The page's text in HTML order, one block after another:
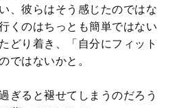
、彼らはそう感じたのではな
くのはちっとも簡単ではない
どり着き、「自分にフィット
ではないかと。
ぎると褪せてしまうのだろう